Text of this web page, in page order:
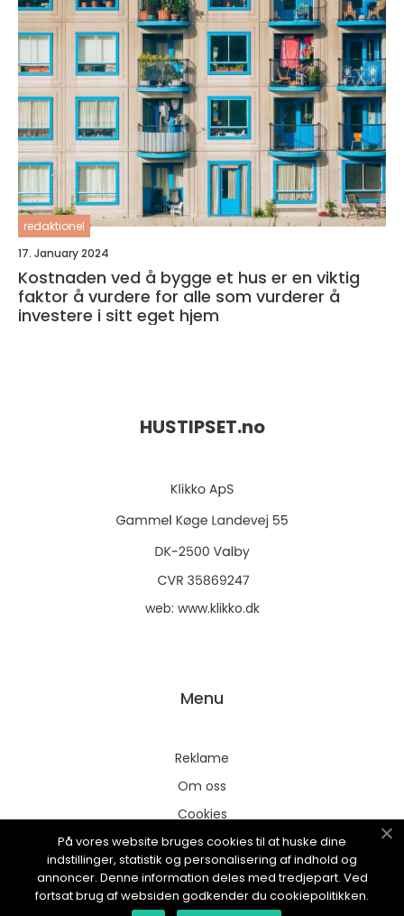
redaktionel
17. January 2024
Kostnaden ved å bygge et hus er en viktig
faktor å vurdere for alle som vurderer å
investere i sitt eget hjem
HUSTIPSET.no
web: www.klikko.dk
Menu
Reklame
Om oss
Cookies
Kontakt Oss
Sitemap
På vores website bruges cookies til at huske dine
indstillinger, statistik og personalisering af indhold og
annoncer. Denne information deles med tredjepart. Ved
fortsat brug af websiden godkender du cookiepolitikken.